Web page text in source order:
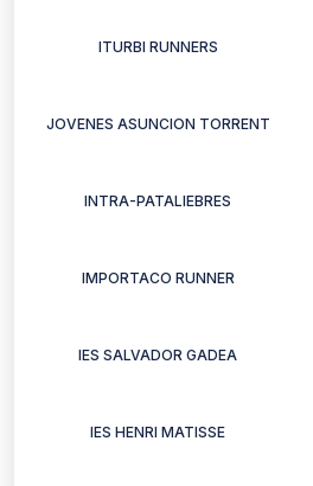
ITURBI RUNNERS
JOVENES ASUNCION TORRENT
INTRA-PATALIEBRES
IMPORTACO RUNNER
IES SALVADOR GADEA
IES HENRI MATISSE